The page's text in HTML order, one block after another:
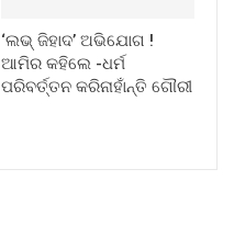
‘ଲଭ୍ ଜିହାଦ’ ଅଭିଯୋଗ !
ଆମିର କହିଲେ -ଧର୍ମ
ପରିବର୍ତ୍ତନ କରିନାହାଁନ୍ତି ଗୌରୀ